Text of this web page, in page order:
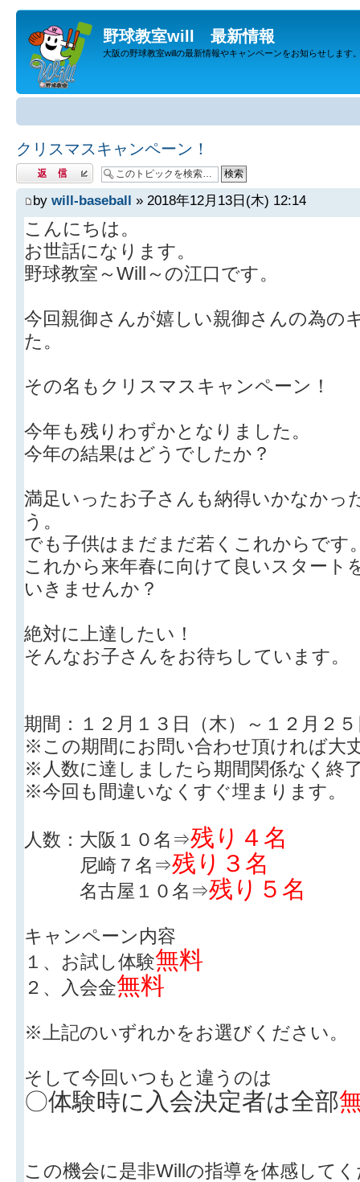
野球教室will 最新情報
大阪の野球教室willの最新情報やキャンペーンをお知らせします
クリスマスキャンペーン！
返信する
by will-baseball » 2018年12月13日(木) 12:14
こんにちは。
お世話になります。
野球教室～Will～の江口です。
今回親御さんが嬉しい親御さんの為の
た。
その名もクリスマスキャンペーン！
今年も残りわずかとなりました。
今年の結果はどうでしたか？
満足いったお子さんも納得いかなかっ
う。
でも子供はまだまだ若くこれからです
これから来年春に向けて良いスタート
いきませんか？
絶対に上達したい！
そんなお子さんをお待ちしています。
期間：１２月１３日（木）～１２月２
※この期間にお問い合わせ頂ければ大
※人数に達しましたら期間関係なく終
※今回も間違いなくすぐ埋まります。
人数：大阪１０名⇒残り４名
尼崎７名⇒残り３名
名古屋１０名⇒残り５名
キャンペーン内容
１、お試し体験無料
２、入会金無料
※上記のいずれかをお選びください。
そして今回いつもと違うのは
〇体験時に入会決定者は全部
この機会に是非Willの指導を体感して